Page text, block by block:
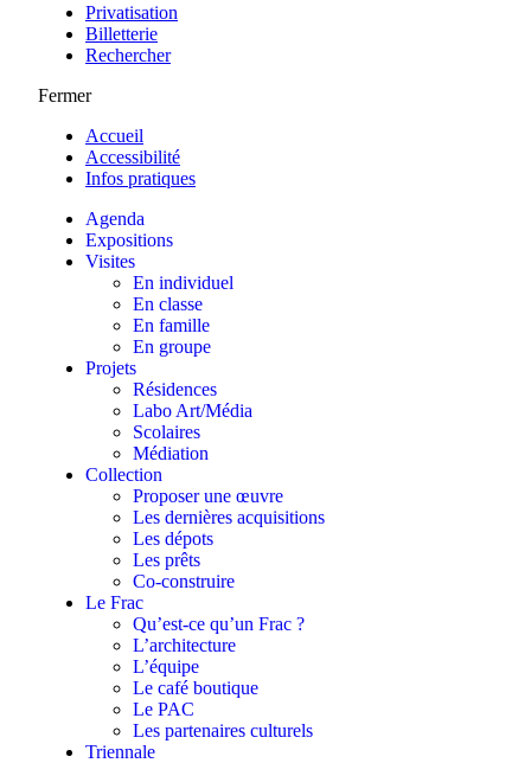
Privatisation
Billetterie
Rechercher
Fermer
Accueil
Accessibilité
Infos pratiques
Agenda
Expositions
Visites
En individuel
En classe
En famille
En groupe
Projets
Résidences
Labo Art/Média
Scolaires
Médiation
Collection
Proposer une œuvre
Les dernières acquisitions
Les dépots
Les prêts
Co-construire
Le Frac
Qu’est-ce qu’un Frac ?
L’architecture
L’équipe
Le café boutique
Le PAC
Les partenaires culturels
Triennale